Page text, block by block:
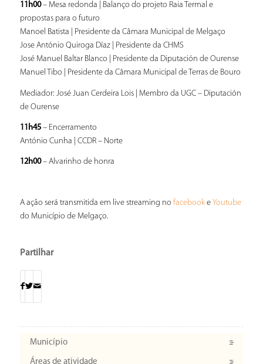
11h00– Mesa redonda | Balanço do projeto Raia Termal e
propostas para o futuro
Manoel Batista | Presidente da Câmara Municipal de Melgaço
Jose António Quiroga Díaz | Presidente da CHMS
José Manuel Baltar Blanco | Presidente da Diputación de Ourense
Manuel Tibo | Presidente da Câmara Municipal de Terras de Bouro
Mediador: José Juan Cerdeira Lois | Membro da UGC – Diputación
de Ourense
11h45– Encerramento
António Cunha | CCDR – Norte
12h00– Alvarinho de honra
A ação será transmitida em live streaming no facebooke Youtube
do Município de Melgaço.
Partilhar
Município
Áreas de atividade